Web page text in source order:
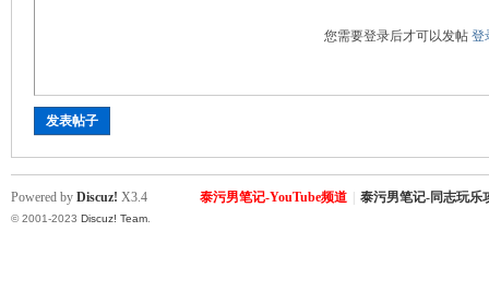
您需要登录后才可以发帖登
发表帖子
泰污男笔记-YouTube频道 泰污男笔记-同志玩乐
Powered by Discuz! X3.4
© 2001-2023 Discuz! Team.